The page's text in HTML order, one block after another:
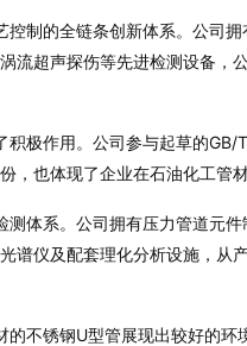
制的全链条创新体系。公司
流超声探伤等先进检测设备，
极作用。公司参与起草的
，也体现了企业在石油化工管
体系。公司拥有压力管道元
谱仪及配套理化分析设施，从
的不锈钢U型管展现出较好